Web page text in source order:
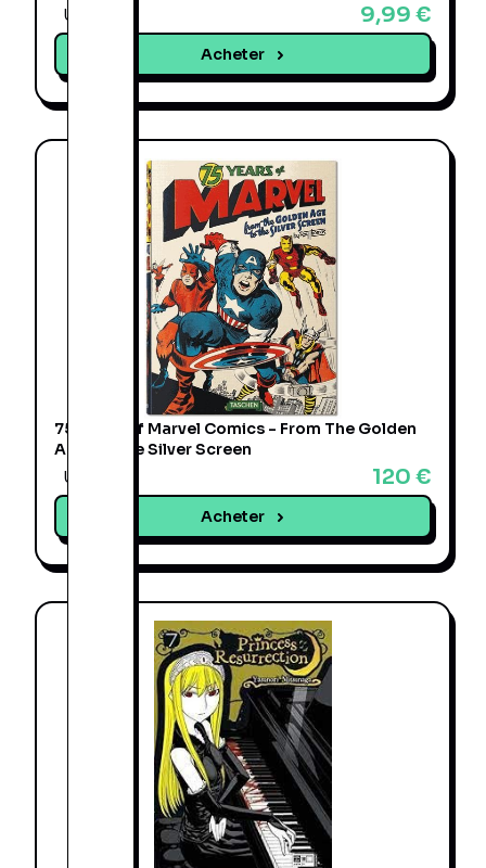
Une offre
9,99 €
Acheter
75 Years Of Marvel Comics - From The Golden
Age To The Silver Screen
Une offre
120 €
Acheter